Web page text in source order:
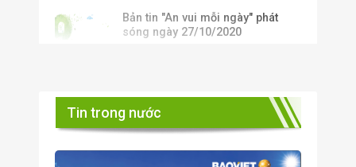
Bản tin "An vui mỗi ngày" phát
sóng ngày 27/10/2020
sóng ngày 20/10/2020
Oct 27, 2020
Tin trong nước